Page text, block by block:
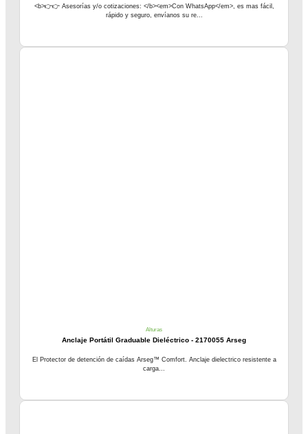
<b>👉👉 Asesorías y/o cotizaciones: </b><em>Con WhatsApp</em>, es mas fácil,
rápido y seguro, envíanos su re...
Alturas
Anclaje Portátil Graduable Dieléctrico - 2170055 Arseg
El Protector de detención de caídas Arseg™ Comfort. Anclaje dielectrico resistente a
carga...